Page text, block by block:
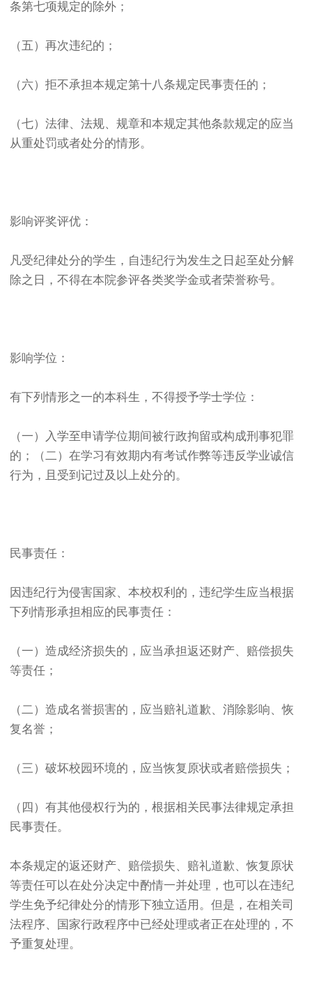
条第七项规定的除外；
（五）再次违纪的；
（六）拒不承担本规定第十八条规定民事责任的；
（七）法律、法规、规章和本规定其他条款规定的应当
从重处罚或者处分的情形。
影响评奖评优：
凡受纪律处分的学生，自违纪行为发生之日起至处分解
除之日，不得在本院参评各类奖学金或者荣誉称号。
影响学位：
有下列情形之一的本科生，不得授予学士学位：
（一）入学至申请学位期间被行政拘留或构成刑事犯罪
的；（二）在学习有效期内有考试作弊等违反学业诚信
行为，且受到记过及以上处分的。
民事责任：
因违纪行为侵害国家、本校权利的，违纪学生应当根据
下列情形承担相应的民事责任：
（一）造成经济损失的，应当承担返还财产、赔偿损失
等责任；
（二）造成名誉损害的，应当赔礼道歉、消除影响、恢
复名誉；
（三）破坏校园环境的，应当恢复原状或者赔偿损失；
（四）有其他侵权行为的，根据相关民事法律规定承担
民事责任。
本条规定的返还财产、赔偿损失、赔礼道歉、恢复原状
等责任可以在处分决定中酌情一并处理，也可以在违纪
学生免予纪律处分的情形下独立适用。但是，在相关司
法程序、国家行政程序中已经处理或者正在处理的，不
予重复处理。